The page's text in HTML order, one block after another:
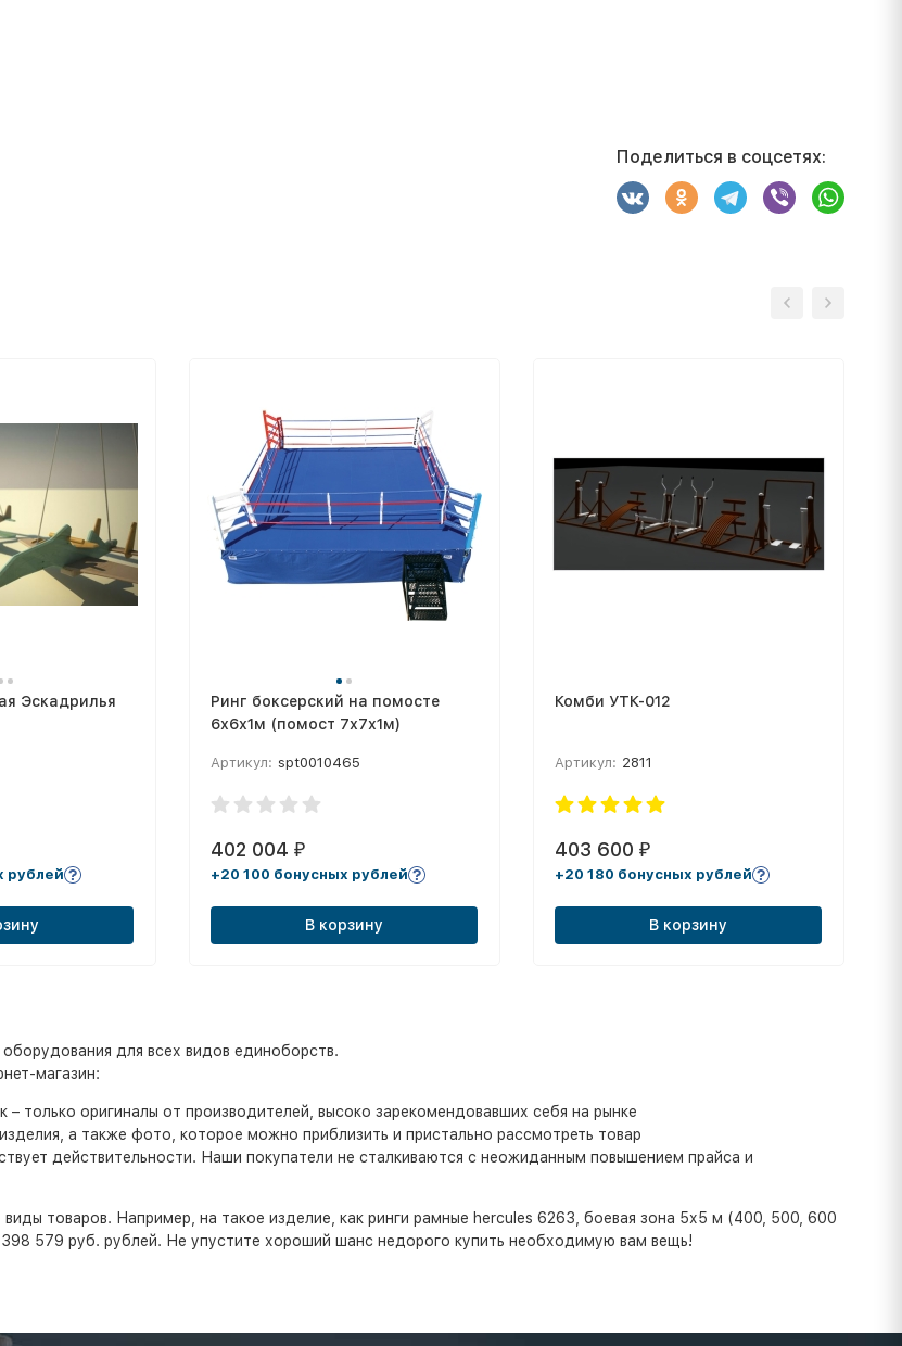
Поделиться в соцсетях:
Эскадрилья
рублей
Ринг боксерский на помосте
6х6х1м (помост 7х7х1м)
Артикул: spt0010465
402 004 ₽
+20 100 бонусных рублей
В корзину
Комби УТК-012
Артикул: 2811
403 600 ₽
+20 180 бонусных рублей
В корзину
для всех видов единоборств.
магазин:
только оригиналы от производителей, высоко зарекомендовавших себя на рынке
а также фото, которое можно приблизить и пристально рассмотреть товар
действительности. Наши покупатели не сталкиваются с неожиданным повышением прайса и
товаров. Например, на такое изделие, как ринги рамные hercules 6263, боевая зона 5х5 м (400, 500, 600
579 руб. рублей. Не упустите хороший шанс недорого купить необходимую вам вещь!